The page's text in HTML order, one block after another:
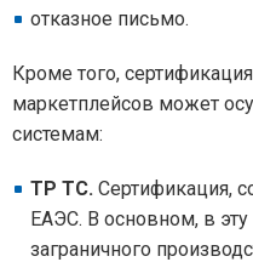
отказное письмо.
Кроме того,
маркетплейсов может
системам:
ТР ТС. Сертификация,
ЕАЭС. В основном, в
заграничного